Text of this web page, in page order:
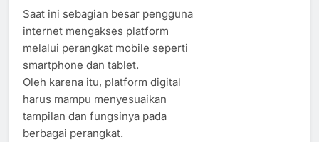
Saat ini sebagian besar pengguna
internet mengakses platform
melalui perangkat mobile seperti
smartphone dan tablet.
Oleh karena itu, platform digital
harus mampu menyesuaikan
tampilan dan fungsinya pada
berbagai perangkat.